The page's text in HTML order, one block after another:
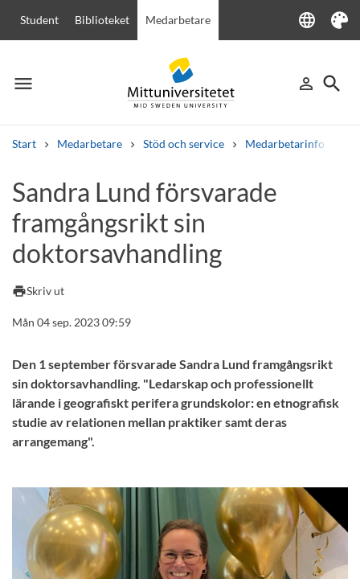
Student Biblioteket Medarbetare language
Language
Tema
menu
Meny person_outline
Logga in
search
Sök
Start Medarbetare Stöd och service Medarbetarinfo
Andra söktjänster
Kurser och programKursplanerVälkomstbrev
Lediga jobb
Sandra Lund försvarade
framgångsrikt sin
doktorsavhandling
printSkriv ut
Mån 04 sep. 2023 09:59
Den 1 september försvarade Sandra Lund framgångsrikt
sin doktorsavhandling. "Ledarskap och professionellt
lärande i geografiskt perifera grundskolor: en etnografisk
studie av relationen mellan praktiker samt deras
arrangemang".